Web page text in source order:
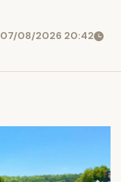
07/08/2026 20:42